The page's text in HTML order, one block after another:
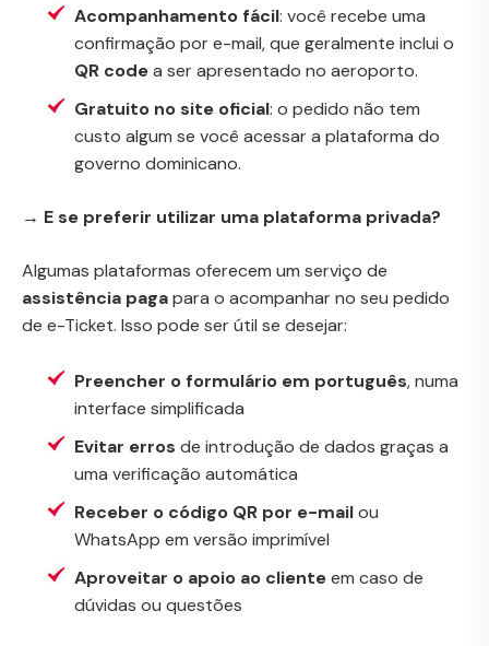
Acompanhamento fácil: você recebe uma
confirmação por e-mail, que geralmente inclui o
QR codea ser apresentado no aeroporto.
Gratuito no site oficial: o pedido não tem
custo algum se você acessar a plataforma do
governo dominicano.
→ E se preferir utilizar uma plataforma privada?
Algumas plataformas oferecem um serviço de
assistência pagapara o acompanhar no seu pedido
de e-Ticket. Isso pode ser útil se desejar:
Preencher o formulário em português, numa
interface simplificada
Evitar erros de introdução de dados graças a
uma verificação automática
Receber o código QR por e-mailou
WhatsApp em versão imprimível
Aproveitar o apoio ao clienteem caso de
dúvidas ou questões